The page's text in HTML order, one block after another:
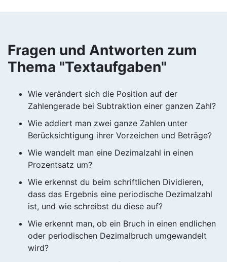
Fragen und Antworten zum
Thema "Textaufgaben"
Wie verändert sich die Position auf der
Zahlengerade bei Subtraktion einer ganzen Zahl?
Wie addiert man zwei ganze Zahlen unter
Berücksichtigung ihrer Vorzeichen und Beträge?
Wie wandelt man eine Dezimalzahl in einen
Prozentsatz um?
Wie erkennst du beim schriftlichen Dividieren,
dass das Ergebnis eine periodische Dezimalzahl
ist, und wie schreibst du diese auf?
Wie erkennt man, ob ein Bruch in einen endlichen
oder periodischen Dezimalbruch umgewandelt
wird?